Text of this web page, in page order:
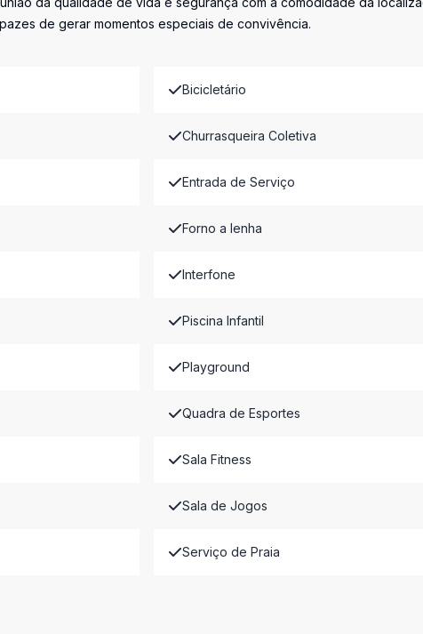
de gerar momentos especiais de convivência.
Bicicletário
Churrasqueira Coletiva
Entrada de Serviço
Forno a lenha
Interfone
Piscina Infantil
Playground
Quadra de Esportes
Sala Fitness
Sala de Jogos
Serviço de Praia